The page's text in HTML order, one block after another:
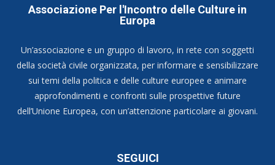
Associazione Per l'Incontro delle Culture in
Europa
Un’associazione e un gruppo di lavoro, in rete con soggetti
della società civile organizzata, per informare e sensibilizzare
sui temi della politica e delle culture europee e animare
approfondimenti e confronti sulle prospettive future
dell’Unione Europea, con un’attenzione particolare ai giovani.
SEGUICI